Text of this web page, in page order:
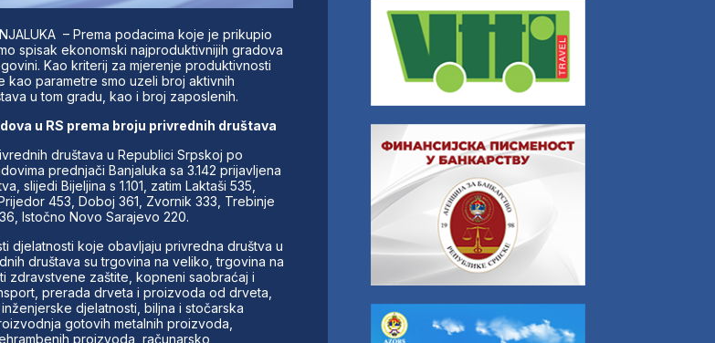
– Prema podacima koje je prikupio
spisak ekonomski najproduktivnijih gradova
Kao kriterij za mjerenje produktivnosti
kao parametre smo uzeli broj aktivnih
u tom gradu, kao i broj zaposlenih.
u RS prema broju privrednih društava
društava u Republici Srpskoj po
prednjači Banjaluka sa 3.142 prijavljena
slijedi Bijeljina s 1.101, zatim Laktaši 535,
453, Doboj 361, Zvornik 333, Trebinje
Istočno Novo Sarajevo 220.
djelatnosti koje obavljaju privredna društva u
društava su trgovina na veliko, trgovina na
zdravstvene zaštite, kopneni saobraćaj i
prerada drveta i proizvoda od drveta,
djelatnosti, biljna i stočarska
gotovih metalnih proizvoda,
proizvoda, računarsko